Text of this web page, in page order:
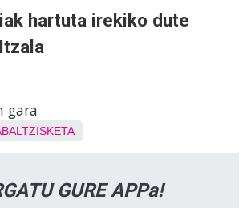
hartuta irekiko dute
gara
GURE APPa!